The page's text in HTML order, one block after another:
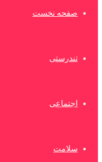
صفحه نخست
تندرستی
اجتماعی
سلامت